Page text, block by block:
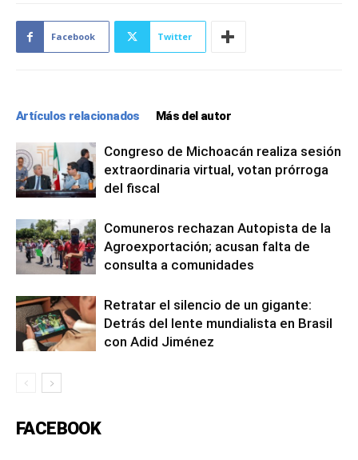
Facebook Twitter
Artículos relacionados Más del autor
Congreso de Michoacán realiza sesión
extraordinaria virtual, votan prórroga
del fiscal
Comuneros rechazan Autopista de la
Agroexportación; acusan falta de
consulta a comunidades
Retratar el silencio de un gigante:
Detrás del lente mundialista en Brasil
con Adid Jiménez
FACEBOOK